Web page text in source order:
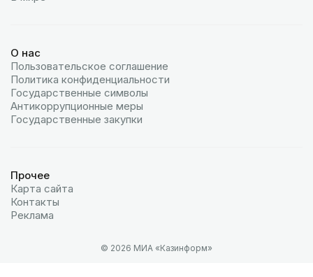
О нас
Пользовательское соглашение
Политика конфиденциальности
Государственные символы
Антикоррупционные меры
Государственные закупки
Прочее
Карта сайта
Контакты
Реклама
© 2026 МИА «Казинформ»